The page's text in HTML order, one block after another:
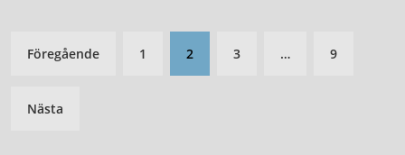
Föregående 1 2 3 … 9
Nästa